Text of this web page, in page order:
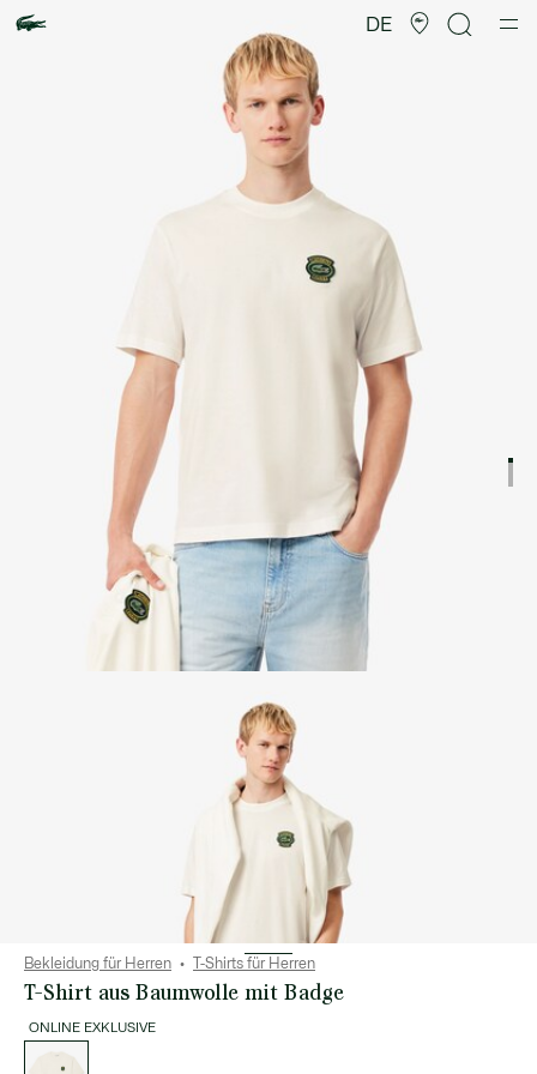
DE
Bekleidung für Herren T-Shirts für Herren
T-Shirt aus Baumwolle mit Badge
ONLINE EXKLUSIVE
Varianten